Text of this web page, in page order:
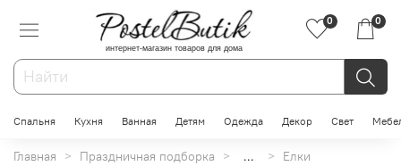
интернет-магазин товаров для дома
0 0
Спальня Кухня Ванная Детям Одежда Декор Свет
Главная Праздничная подборка ... Елки